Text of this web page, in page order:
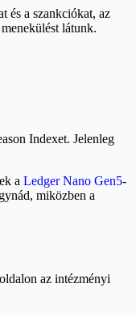
és a szankciókat, az
látunk.
Indexet. Jelenleg
a Ledger Nano Gen5-
miközben a
az intézményi